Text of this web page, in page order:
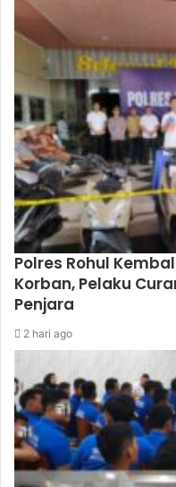
Polres Rohul
Korban, Pelaku
Penjara
2 hari ago